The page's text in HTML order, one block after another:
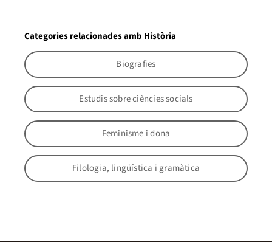
Categories relacionades amb Història
Biografies
Estudis sobre ciències socials
Feminisme i dona
Filologia, lingüística i gramàtica